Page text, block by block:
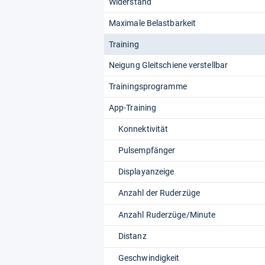
Widerstand
Maximale Belastbarkeit
Training
Neigung Gleitschiene verstellbar
Trainingsprogramme
App-Training
Konnektivität
Pulsempfänger
Displayanzeige
Anzahl der Ruderzüge
Anzahl Ruderzüge/Minute
Distanz
Geschwindigkeit